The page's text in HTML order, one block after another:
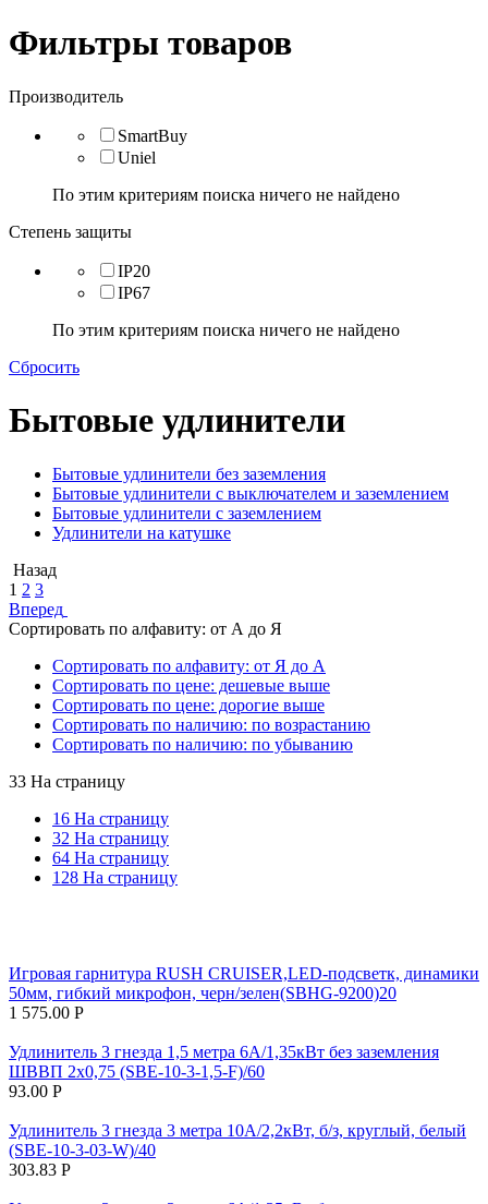
Фильтры товаров
Производитель
SmartBuy
Uniel
По этим критериям поиска ничего не найдено
Степень защиты
IP20
IP67
По этим критериям поиска ничего не найдено
Сбросить
Бытовые удлинители
Бытовые удлинители без заземления
Бытовые удлинители с выключателем и заземлением
Бытовые удлинители с заземлением
Удлинители на катушке
Назад
1 2 3
Вперед
Сортировать по алфавиту: от А до Я
Сортировать по алфавиту: от Я до А
Сортировать по цене: дешевые выше
Сортировать по цене: дорогие выше
Сортировать по наличию: по возрастанию
Сортировать по наличию: по убыванию
33 На страницу
16 На страницу
32 На страницу
64 На страницу
128 На страницу
Игровая гарнитура RUSH CRUISER,LED-подсветк, динамики
50мм, гибкий микрофон, черн/зелен(SBHG-9200)20
1 575.00 Р
Удлинитель 3 гнезда 1,5 метра 6А/1,35кВт без заземления
ШВВП 2х0,75 (SBE-10-3-1,5-F)/60
93.00 Р
Удлинитель 3 гнезда 3 метра 10А/2,2кВт, б/з, круглый, белый
(SBE-10-3-03-W)/40
303.83 Р